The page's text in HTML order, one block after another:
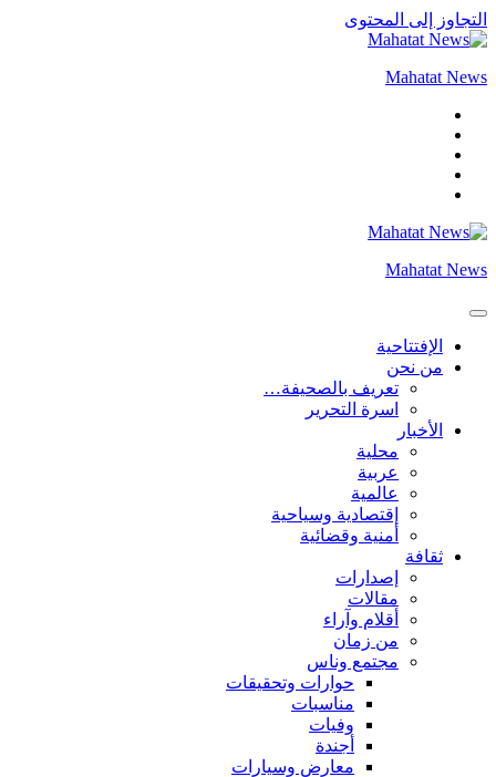
التجاوز إلى المحتوى
Mahatat News
Mahatat News
الإفتتاحية
من نحن
تعريف بالصحيفة…
اسرة التحرير
الأخبار
محلية
عربية
عالمية
إقتصادية وسياحية
أمنية وقضائية
ثقافة
إصدارات
مقالات
أقلام وآراء
من زمان
مجتمع وناس
حوارات وتحقيقات
مناسبات
وفيات
أجندة
معارض وسيارات